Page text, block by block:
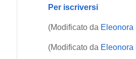
Per iscriversi
(Modificato da
(Modificato da